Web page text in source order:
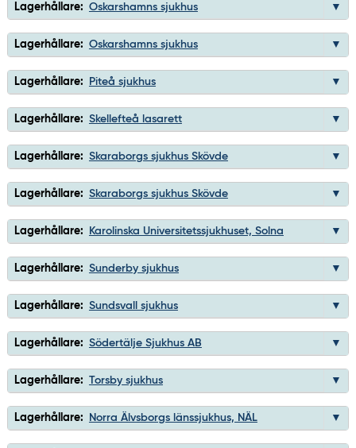
Lagerhållare: Oskarshamns sjukhus
Lagerhållare: Oskarshamns sjukhus
Lagerhållare: Piteå sjukhus
Lagerhållare: Skellefteå lasarett
Lagerhållare: Skaraborgs sjukhus Skövde
Lagerhållare: Skaraborgs sjukhus Skövde
Lagerhållare: Karolinska Universitetssjukhuset, Solna
Lagerhållare: Sunderby sjukhus
Lagerhållare: Sundsvall sjukhus
Lagerhållare: Södertälje Sjukhus AB
Lagerhållare: Torsby sjukhus
Lagerhållare: Norra Älvsborgs länssjukhus, NÄL